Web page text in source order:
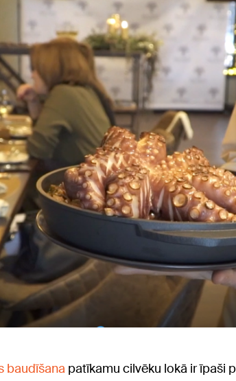
baudīšana patīkamu cilvēku lokā ir īpaši